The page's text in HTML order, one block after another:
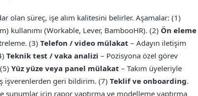
olan süreç, işe alım kalitesini belirler. Aşamalar: (1)
kullanımı (Workable, Lever, BambooHR). (2) Ön eleme
(3) Telefon / video mülakat – Adayın iletişim
Teknik test / vaka analizi – Pozisyona özel görev
Yüz yüze veya panel mülakat – Takım üyeleriyle
işverenlerden geri bildirim. (7) Teklif ve onboarding.
sunumlar için rapor yaptırma ve modelleme yaptırma